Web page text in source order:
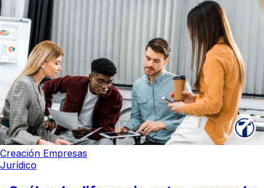
Creación Empresas
Jurídico